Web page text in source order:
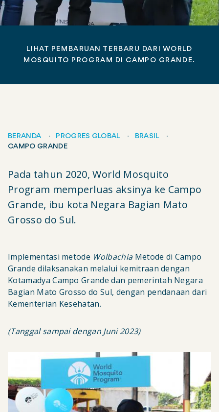
LIHAT PEMBARUAN TERBARU DARI WORLD
MOSQUITO PROGRAM DI CAMPO GRANDE.
roti
BERANDA PROGRES GLOBAL
BRASIL
CAMPO GRANDE
Pada tahun 2020, World Mosquito
Program memperluas aksinya ke Campo
Grande, ibu kota Negara Bagian Mato
Grosso do Sul.
Implementasi metode WolbachiaMetode di Campo
Grande dilaksanakan melalui kemitraan dengan
Kotamadya Campo Grande dan pemerintah Negara
Bagian Mato Grosso do Sul, dengan pendanaan dari
Kementerian Kesehatan.
(Tanggal sampai dengan Juni 2023)